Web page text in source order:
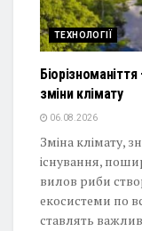
ТЕХНОЛОГІЇ
зміни клімату
06.08.2026
Зміна клімату,
існування,
вилов риби
екосистеми по
ставлять